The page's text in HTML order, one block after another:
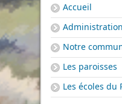
Accueil
Notre
Les paroisses
Les écoles du